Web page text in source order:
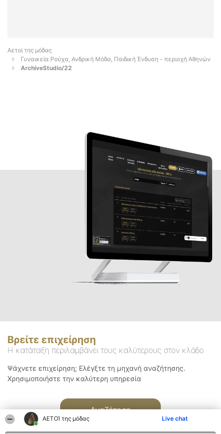
ΑΕΤΟΊ της μόδας Live chat
Αετοί της μόδας
Γυναικεία Ρούχα, Ανδρική Μόδα, Παιδική Ένδυση - περιοχή Αθηνών
ArchiveStudio/22
Βρείτε επιχείρηση
Η κατάταξη περιλαμβάνει τους καλύτερους στον κλάδο
Ψάχνετε επιχείρηση; Ελέγξτε τη μηχανή αναζήτησης.
Χρησιμοποιήστε την καλύτερη υπηρεσία
Αναζήτηση